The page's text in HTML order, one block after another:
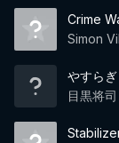
Crime
Simon
やすらぎ
目黒将司